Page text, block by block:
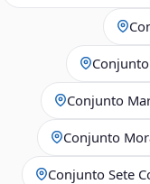
Conjunto
Conjunto
Conjunto Sete